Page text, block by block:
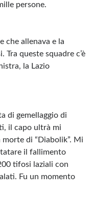
persone.
che allenava e la
queste squadre c’è
la Lazio
di gemellaggio di
il capo ultrà mi
di “Diabolik”. Mi
il fallimento
tifosi laziali con
Fu un momento